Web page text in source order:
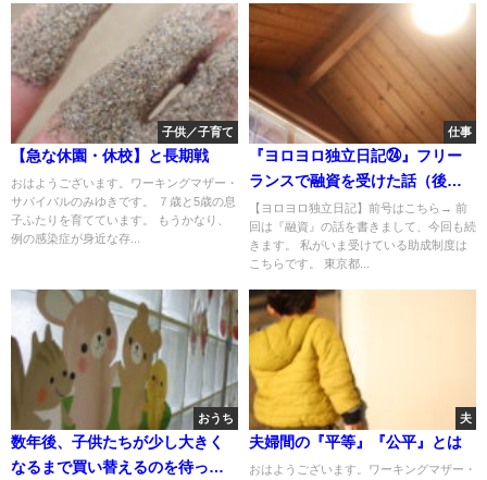
子供／子育て
【急な休園・休校】と長期戦
おはようございます。ワーキングマザー・
サバイバルのみゆきです。 ７歳と5歳の息
子ふたりを育てています。 もうかなり、
例の感染症が身近な存...
仕事
『ヨロヨロ独立日記㉔』フリー
ランスで融資を受けた話（後
編）
【ヨロヨロ独立日記】前号はこちら→ 前
回は『融資』の話を書きまして、今回も続
きます。 私がいま受けている助成制度は
こちらです。 東京都...
おうち
数年後、子供たちが少し大きく
なるまで買い替えるのを待って
夫
夫婦間の『平等』『公平』とは
おはようございます。ワーキングマザー・